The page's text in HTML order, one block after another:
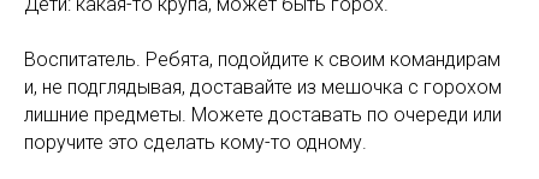
Воспитатель. Ребята, подойдите к своим командирам
и, не подглядывая, доставайте из мешочка с горохом
лишние предметы. Можете доставать по очереди или
поручите это сделать кому-то одному.